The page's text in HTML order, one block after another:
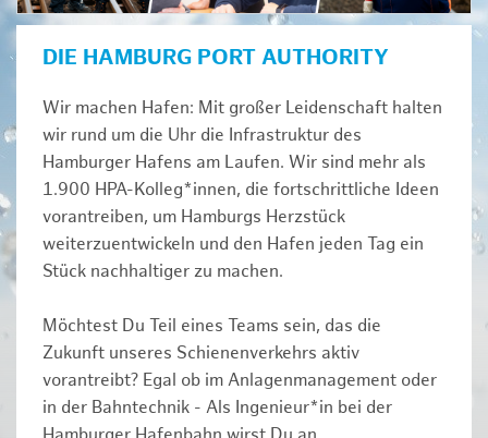
DIE HAMBURG PORT AUTHORITY
Wir machen Hafen: Mit großer Leidenschaft halten
wir rund um die Uhr die Infrastruktur des
Hamburger Hafens am Laufen. Wir sind mehr als
1.900 HPA-Kolleg*innen, die fortschrittliche Ideen
vorantreiben, um Hamburgs Herzstück
weiterzuentwickeln und den Hafen jeden Tag ein
Stück nachhaltiger zu machen.
Möchtest Du Teil eines Teams sein, das die
Zukunft unseres Schienenverkehrs aktiv
vorantreibt? Egal ob im Anlagenmanagement oder
in der Bahntechnik - Als Ingenieur*in bei der